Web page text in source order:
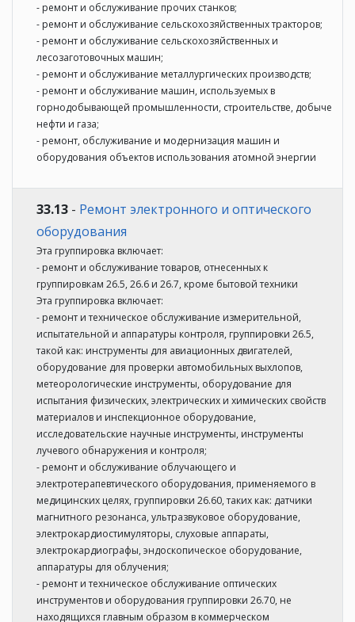
- ремонт и обслуживание прочих станков;
- ремонт и обслуживание сельскохозяйственных тракторов;
- ремонт и обслуживание сельскохозяйственных и
лесозаготовочных машин;
- ремонт и обслуживание металлургических производств;
- ремонт и обслуживание машин, используемых в
горнодобывающей промышленности, строительстве, добыче
нефти и газа;
- ремонт, обслуживание и модернизация машин и
оборудования объектов использования атомной энергии
33.13 - Ремонт электронного и оптического
оборудования
Эта группировка включает:
- ремонт и обслуживание товаров, отнесенных к
группировкам 26.5, 26.6 и 26.7, кроме бытовой техники
Эта группировка включает:
- ремонт и техническое обслуживание измерительной,
испытательной и аппаратуры контроля, группировки 26.5,
такой как: инструменты для авиационных двигателей,
оборудование для проверки автомобильных выхлопов,
метеорологические инструменты, оборудование для
испытания физических, электрических и химических свойств
материалов и инспекционное оборудование,
исследовательские научные инструменты, инструменты
лучевого обнаружения и контроля;
- ремонт и обслуживание облучающего и
электротерапевтического оборудования, применяемого в
медицинских целях, группировки 26.60, таких как: датчики
магнитного резонанса, ультразвуковое оборудование,
электрокардиостимуляторы, слуховые аппараты,
электрокардиографы, эндоскопическое оборудование,
аппаратуры для облучения;
- ремонт и техническое обслуживание оптических
инструментов и оборудования группировки 26.70, не
находящихся главным образом в коммерческом